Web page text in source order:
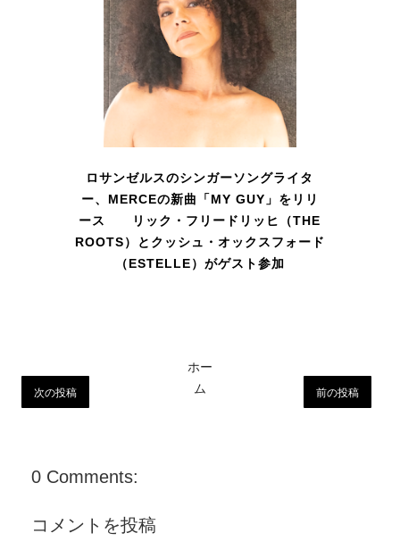
ロサンゼルスのシンガーソングライタ
ー、MERCEの新曲「MY GUY」をリリ
ース リック・フリードリッヒ（THE
ROOTS）とクッシュ・オックスフォード
（ESTELLE）がゲスト参加
次の投稿 前の投稿
ホー
ム
0 Comments:
コメントを投稿